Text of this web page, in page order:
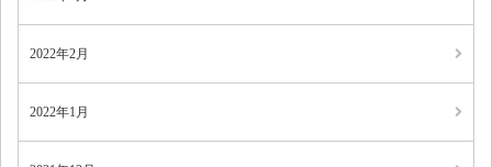
2022年2月
2022年1月